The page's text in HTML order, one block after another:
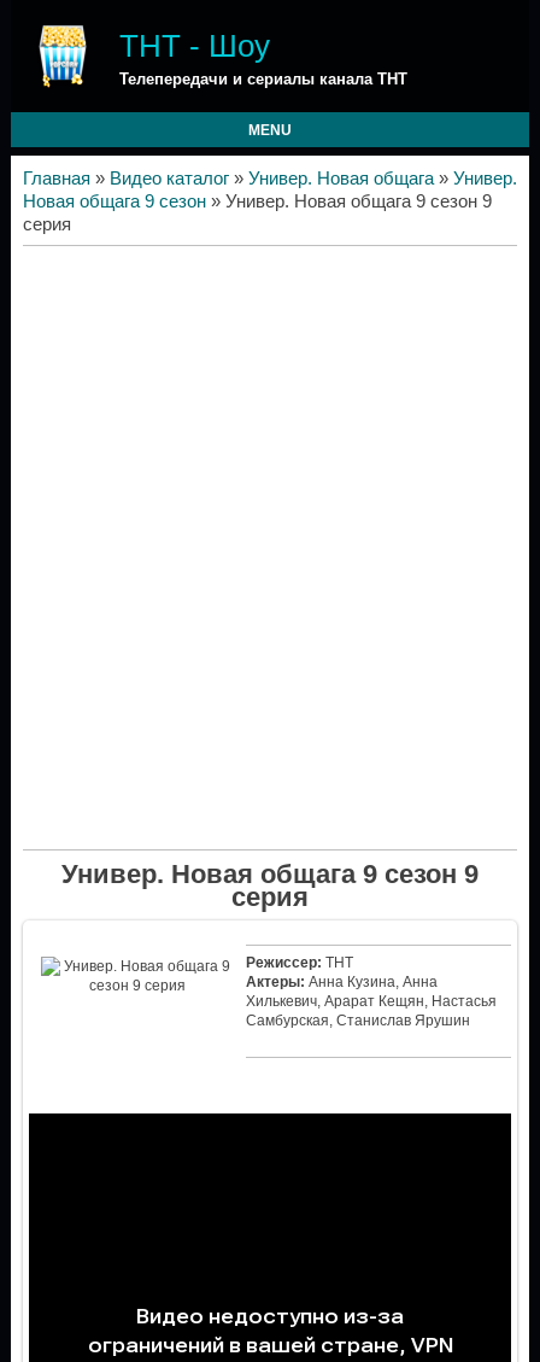
ТНТ - Шоу
Телепередачи и сериалы канала ТНТ
MENU
Главная » Видео каталог» Универ. Новая общага» Универ.
Новая общага 9 сезон» Универ. Новая общага 9 сезон 9
серия
Универ. Новая общага 9 сезон 9
серия
Режиссер: ТНТ
Актеры: Анна Кузина, Анна
Хилькевич, Арарат Кещян, Настасья
Самбурская, Станислав Ярушин